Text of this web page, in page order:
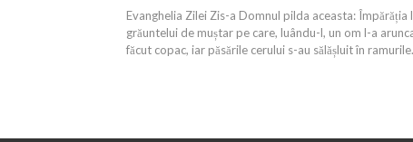
Evanghelia Zilei Zis-a Domnul pilda aceasta: Împărăția
grăuntelui de muștar pe care, luându-l, un om l-a
făcut copac, iar păsările cerului s-au sălășluit în